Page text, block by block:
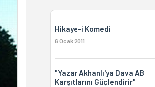
Hikaye-i Komedi
6 Ocak 2011
"Yazar Akhanlı'ya Dava AB
Karşıtlarını Güçlendirir"